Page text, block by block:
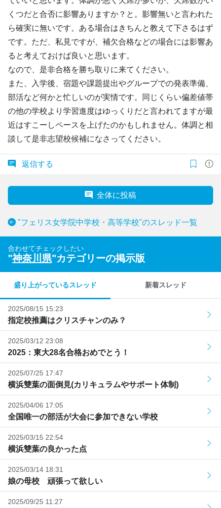
くつだと合否に影響ありますか？と。影響無いと言われた
ら確実に無いです。ある場合はきちんと教えて下さるはず
です。ただ、私見ですが、補欠合格などの場合には影響あ
ると考えておけば良いと思います。
なので、是非合格を勝ち取りに来てください。
また、入学後、宿題や課題提出やグループでの発表準備、
部活など何かと忙しいのが実情です。同じくらい偏差値帯
の他の学校より学習進度はゆっくりだと言われてますが最
近はすこーしペースを上げたのかもしれません。体調と相
談して是非志望校候補になさってください。
返信する
全体に投稿
"フェリス女学院中学校・高等学校"のスレッド一覧
合わせてチェックしたい
"神奈川県"カテゴリーの掲示版
盛り上がっているスレッド 新着スレッド
2025/08/15 15:23
指定校推薦はクリスチャンのみ？
2025/03/12 23:08
2025：東大28名合格おめでとう！
2025/07/25 17:47
横浜雙葉の面倒見(カリキュラムやサポート体制)
2025/04/06 17:05
全国唯一の部活が大会に参加できない学校
2025/03/15 22:54
横浜雙葉の良かった点
2025/03/14 18:31
娘の母校 頑張って欲しい
2025/09/25 11:27